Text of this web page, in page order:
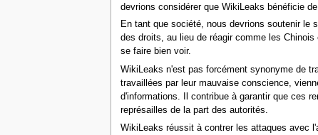
devrions considérer que WikiLeaks bénéficie
En tant que société, nous devrions soutenir le
des droits, au lieu de réagir comme les
se faire bien voir.
WikiLeaks n'est pas forcément synonyme de
travaillées par leur mauvaise conscience,
d'informations. Il contribue à garantir que ces
représailles de la part des autorités.
WikiLeaks réussit à contrer les attaques avec